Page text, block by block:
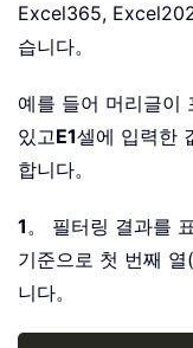
Excel365,
습니다。
예를 들어 머리글이
있고E1셀에 입력한
합니다。
1。 필터링 결과를
기준으로 첫 번째
니다。